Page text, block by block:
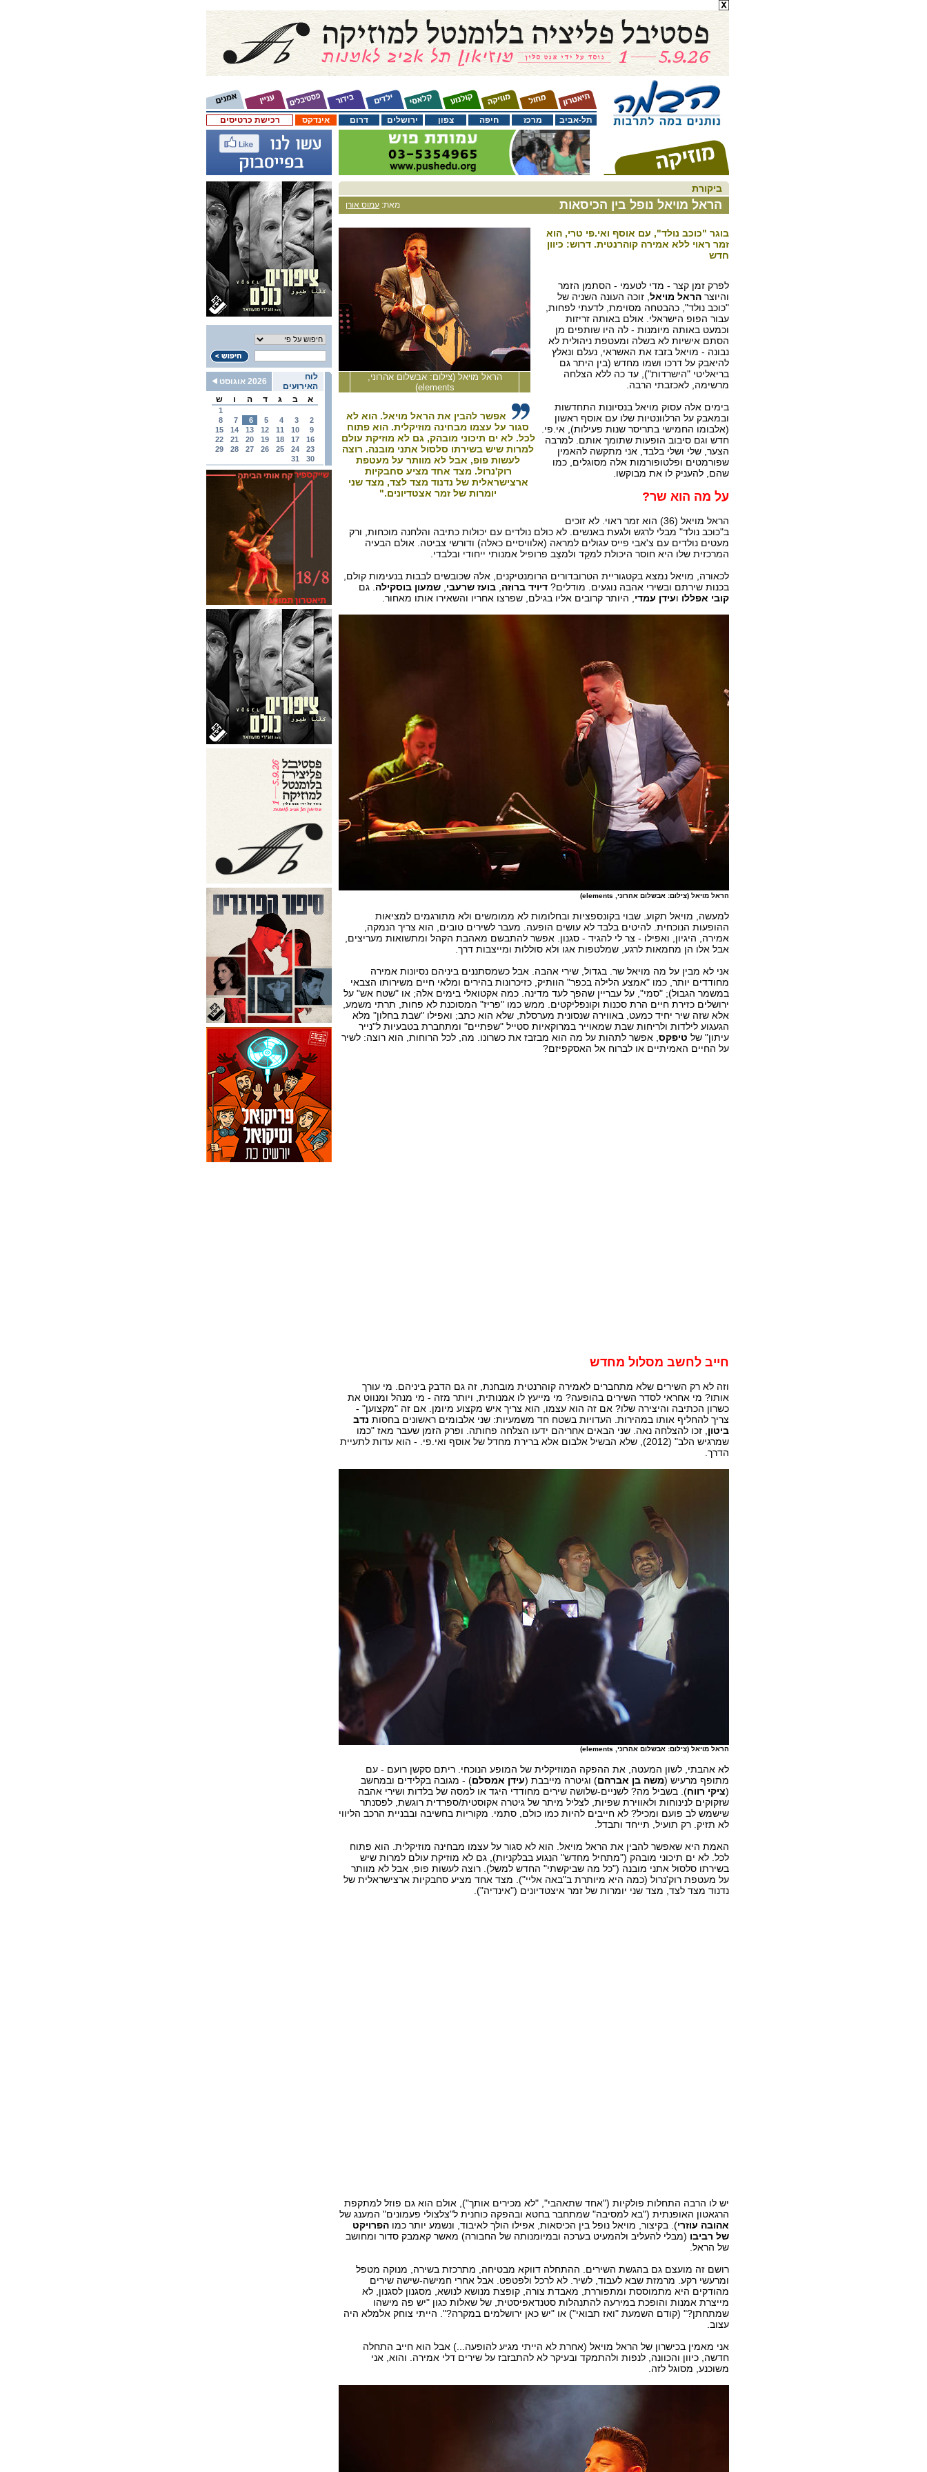
רכישת כרטיסים אינדקס דרום ירושלים צפון חיפה מרכז תל-אביב
לוח
האירועים
2026 אוגוסט
א
ב ג ד ה ו ש
1
2
3
4
5
6
7
8
9
10
11
12
13
14
15
16
17
18
19
20
21
22
23
24
25
26
27
28
29
30
31
ביקורת
מאת: עמוס אורן הראל מויאל נופל בין הכיסאות
הראל מויאל (צילום: אבשלום אהרוני,
elements)
אפשר להבין את הראל מויאל. הוא לא
סגור על עצמו מבחינה מוזיקלית. הוא פתוח
לכל. לא ים תיכוני מובהק, גם לא מוזיקת עולם
למרות שיש בשירתו סלסול אתני מובנה. רוצה
לעשות פופ, אבל לא מוותר על מעטפת
רוק'נרול. מצד אחד מציע סחבקיות
ארצישראלית של נדנוד מצד לצד, מצד שני
יומרות של זמר אצטדיונים."
בוגר "כוכב נולד", עם אוסף ואי.פי טרי, הוא
זמר ראוי ללא אמירה קוהרנטית. דרוש: כיוון
חדש
לפרק זמן קצר - מדי לטעמי - הסתמן הזמר
והיוצר הראל מויאל , זוכה העונה השניה של
"כוכב נולד", כהבטחה מסוימת, לדעתי לפחות,
עבור הפופ הישראלי. אולם באותה זריזות
וכמעט באותה מיומנות - לה היו שותפים מן
הסתם אישיות לא בשלה ומעטפת ניהולית לא
נבונה - מויאל בזבז את האשראי, נעלם ונאלץ
להיאבק על דרכו ושמו מחדש (בין היתר גם
בריאליטי "הישרדות"), עד כה ללא הצלחה
מרשימה, לאכזבתי הרבה.
בימים אלה עסוק מויאל בנסיונות התחדשות
ובמאבק על הרלוונטיות שלו עם אוסף ראשון
(אלבומו החמישי בתריסר שנות פעילות), אי.פי.
חדש וגם סיבוב הופעות שתומך אותם. למרבה
הצער, שלי ושלי בלבד, אני מתקשה להאמין
שפורמטים ופלטופורמות אלה מסוגלים, כמו
שהם, להעניק לו את מבוקשו.
על מה הוא שר?
הראל מויאל (36) הוא זמר ראוי. לא זוכים
ב"כוכב נולד" מבלי לרגש ולגעת באנשים. לא כולם נולדים עם יכולות כתיבה והלחנה מוכחות, ורק
מעטים נולדים עם צ'אבי פייס עגולים למראה (אלוויסיים כאלה) ודורשי צביטה. אולם הבעיה
המרכזית שלו היא חוסר היכולת למקֵד ולמצֵב פרופיל אמנותי ייחודי ובלבדי.
לכאורה, מויאל נמצא בקטגוריית הטרובדורים הרומנטיקנים, אלה שכובשים לבבות בנעימות קולם,
בכנות שירתם ובשירי אהבה נוגעים. מודלים? דיויד ברוזה בועז שרעבי שמעון בוסקילה . גם
קובי אפללו ועידן עמדי , היותר קרובים אליו בגילם, שפרצו אחריו והשאירו אותו מאחור.
הראל מויאל (צילום: אבשלום אהרוני, elements)
למעשה, מויאל תקוע. שבוי בקונספציות ובחלומות לא ממומשים ולא מתורגמים למציאות
ההופעות הנוכחית. להיטים בלבד לא עושים הופעה. מעבר לשירים טובים, הוא צריך הנמקה,
אמירה, היגיון, ואפילו - צר לי להגיד - סגנון. אפשר להתבשם מאהבת הקהל ומתשואות מעריצים,
אבל אלו הן מחמאות לרגע, שמלטפות אגו ולא סוללות ומייצבות דרך.
אני לא מבין על מה מויאל שר. בגדול, שירי אהבה. אבל כשמסתננים ביניהם נסיונות אמירה
מחודדים יותר, כמו "אמצע הלילה בכפר" הוותיק, כזיכרונות בהירים ומלאי חיים משירותו הצבאי
במשמר הגבול); "סמי", על עבריין שהפך לעד מדינה. כמה אקטואלי בימים אלה; או "שטח אש" על
ירושלים כזירת חיים הרת סכנות וקונפליקטים. ממש כמו "פריז" המסוכנת לא פחות, תרתי משמע,
אלא שזה שיר יחיד כמעט, באווירה שנסונית מערסלת, שלא הוא כתב; ואפילו "שבת בחלון" מלא
הגעגוע לילדות ולריחות שבת שמאוייר במרוקאיות סטייל "שפתיים" ומתחברת בטבעיות ל"נייר
עיתון" של טיפקס , אפשר לתהות על מה הוא מבזבז את כשרונו. מה, לכל הרוחות, הוא רוצה: לשיר
על החיים האמיתיים או לברוח אל האסקפיזם?
חייב לחשב מסלול מחדש
וזה לא רק השירים שלא מתחברים לאמירה קוהרנטית מובחנת, זה גם הדבק ביניהם. מי עורך
אותו? מי אחראי לסדר השירים בהופעה? מי מייעץ לו אמנותית, ויותר מזה - מי מנהל ומנווט את
כשרון הכתיבה והיצירה שלו? אם זה הוא עצמו, הוא צריך איש מקצוע מיומן. אם זה "מקצוען" -
צריך להחליף אותו במהירות. העדויות בשטח חד משמעיות: שני אלבומים ראשונים בחסות נדב
ביטון , זכו להצלחה נאה. שני הבאים אחריהם ידעו הצלחה פחותה. ופרק הזמן שעבר מאז "כמו
שמרגיש הלב" (2012), שלא הבשיל אלבום אלא ברירת מחדל של אוסף ואי.פי. - הוא עדות לתעיית
הדרך.
הראל מויאל (צילום: אבשלום אהרוני, elements)
לא אהבתי, לשון המעטה, את ההפקה המוזיקלית של המופע הנוכחי. ריתם סקשן רועם - עם
מתופף מרעיש (משה בן אברהם) וגיטרה מייבבת (עידן אמסלם) - מגובה בקלידים ובמחשב
(ציקי רווח). בשביל מה? לשניים-שלושה שירים מחודדי היגד או למסה של בלדות ושירי אהבה
שזקוקים לנינוחות ולאווירת שפיות, לצליל מיתר של גיטרה אקוסטית/ספרדית רוגשת, לפסנתר
שישמש לב פועם ומכיל? לא חייבים להיות כמו כולם, סתמי. מקוריות בחשיבה ובבניית הרכב הליווי
לא תזיק. רק תועיל, תייחד ותבדל.
האמת היא שאפשר להבין את הראל מויאל. הוא לא סגור על עצמו מבחינה מוזיקלית. הוא פתוח
לכל. לא ים תיכוני מובהק ("מתחיל מחדש" הנגוע בבלקניות), גם לא מוזיקת עולם למרות שיש
בשירתו סלסול אתני מובנה ("כל מה שביקשתי" החדש למשל). רוצה לעשות פופ, אבל לא מוותר
על מעטפת רוק'נרול (כמה היא מיותרת ב"באה אליי"). מצד אחד מציע סחבקיות ארצישראלית של
נדנוד מצד לצד, מצד שני יומרות של זמר איצטדיונים ("אינדיה").
יש לו הרבה התחלות פולקיות ("אחד שתאהבי", "לא מכירים אותך"), אולם הוא גם פוזל למתקפת
הרגאטון האופנתית ("בא למסיבה" שמתחבר בחטא ובהפקה כוחנית ל"צלצולי פעמונים" המענג של
אהובה עוזרי). בקיצור, מויאל נופל בין הכיסאות, אפילו הולך לאיבוד, ונשמע יותר כמו הפרויקט
של רביבו (מבלי להעליב ולהמעיט בערכה ובמיומנותה של החבורה) מאשר קאמבק סדור ומחושב
של הראל.
רושם זה מועצם גם בהגשת השירים. ההתחלה דווקא מבטיחה, מתרכזת בשירה, מנוקה מטפל
ומרעשי רקע. מרמזת שבא לעבוד, לשיר. לא לרכל ולפטפט. אבל אחרי חמישה-שישה שירים
מהודקים היא מתמוססת ומתפוררת, מאבדת צורה, קופצת מנושא לנושא, מסגנון לסגנון, לא
מייצרת אמנות והופכת במירעה להתנהלות סטנדאפיסטית, של שאלות כגון "יש פה מישהו
שמתחתן?" (קודם השמעת "ואז תבואי") או "יש כאן ירושלמים במקרה?". הייתי צוחק אלמלא היה
עצוב.
אני מאמין בכישרון של הראל מויאל (אחרת לא הייתי מגיע להופעה...) אבל הוא חייב התחלה
חדשה, כיוון והכוונה, לנפות ולהתמקד ובעיקר לא להתבזבז על שירים דלי אמירה. והוא, אני
משוכנע, מסוגל לזה.